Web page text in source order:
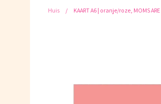
Huis / KAART A6 | oranje/roze, MOMS